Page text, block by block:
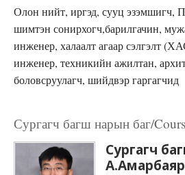
Олон нийт, иргэд, сууц эзэмшигч,
шимтэн сонирхогч,барилгачин,
инженер, халаалт агаар сэлгэлт
инженер, техникийн ажилтан,
боловсруулагч, шийдвэр гаргагчид
Сургагч багш нарын баг/
Сургагч
А.Амарбаяр